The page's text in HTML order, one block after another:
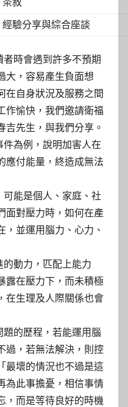
經驗分享與綜合座談
時會遇到許多不預期
大，容易產生負面想
在自身狀況及服務之間
作愉快，我們邀請衛福
吉先生，與我們分享。
為例，說明加害人在
應付能量，終造成無法
能是個人、家庭、社
面對壓力時，如何在產
，並運用腦力、心力、
動力，匹配上能力
露在壓力下，而未積極
在生理及人際關係也會
的歷程，若能運用腦
過，若無法解決，則控
最壞的情況也不過是這
為此事擔憂，相信事情
，而是等待良好的時機